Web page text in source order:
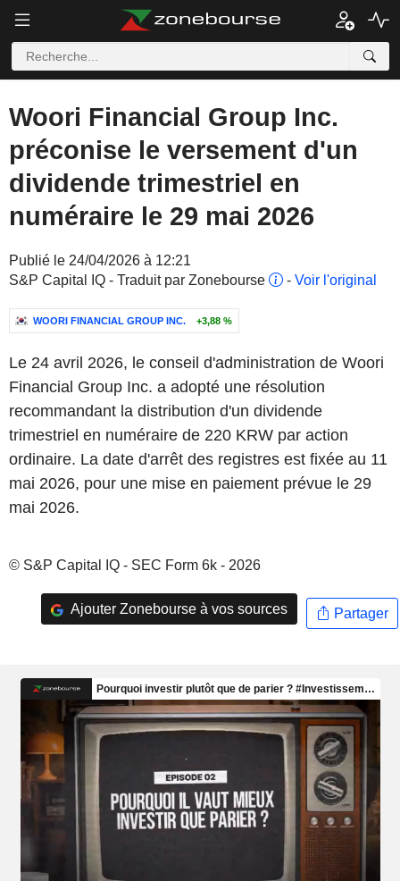
Woori Financial Group Inc.
préconise le versement d'un
dividende trimestriel en
numéraire le 29 mai 2026
Publié le 24/04/2026 à 12:21
S&P Capital IQ - Traduit par Zonebourse
- Voir l'original
WOORI FINANCIAL GROUP INC. +3,88 %
Le 24 avril 2026, le conseil d'administration de Woori
Financial Group Inc. a adopté une résolution
recommandant la distribution d'un dividende
trimestriel en numéraire de 220 KRW par action
ordinaire. La date d'arrêt des registres est fixée au 11
mai 2026, pour une mise en paiement prévue le 29
mai 2026.
© S&P Capital IQ - SEC Form 6k - 2026
Ajouter Zonebourse à vos sources Partager